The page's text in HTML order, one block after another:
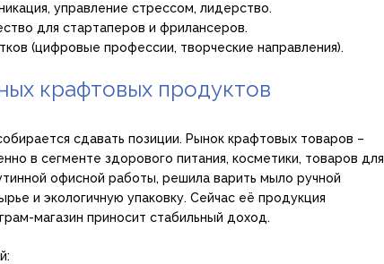
управление стрессом, лидерство.
для стартаперов и фрилансеров.
(цифровые профессии, творческие направления).
крафтовых продуктов
сдавать позиции. Рынок крафтовых товаров –
в сегменте здорового питания, косметики, товаров для
офисной работы, решила варить мыло ручной
и экологичную упаковку. Сейчас её продукция
магазин приносит стабильный доход.